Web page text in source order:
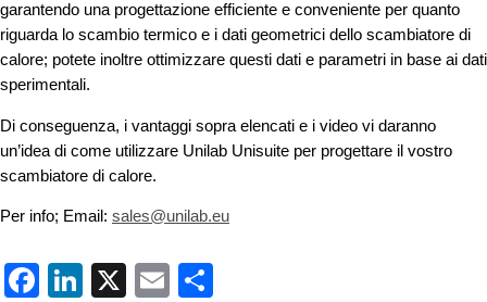
garantendo una progettazione efficiente e conveniente per quanto
riguarda lo scambio termico e i dati geometrici dello scambiatore di
calore; potete inoltre ottimizzare questi dati e parametri in base ai dati
sperimentali.
Di conseguenza, i vantaggi sopra elencati e i video vi daranno
un’idea di come utilizzare Unilab Unisuite per progettare il vostro
scambiatore di calore.
Per info; Email: sales@unilab.eu
Facebook
LinkedIn
X Email